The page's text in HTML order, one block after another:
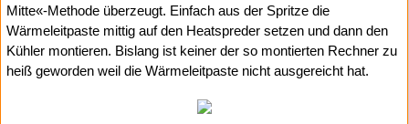
Mitte«-Methode überzeugt. Einfach aus der Spritze die
Wärmeleitpaste mittig auf den Heatspreder setzen und dann den
Kühler montieren. Bislang ist keiner der so montierten Rechner zu
heiß geworden weil die Wärmeleitpaste nicht ausgereicht hat.